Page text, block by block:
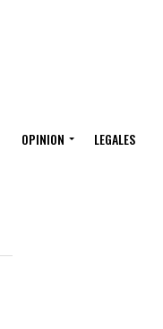
OPINION LEGALES